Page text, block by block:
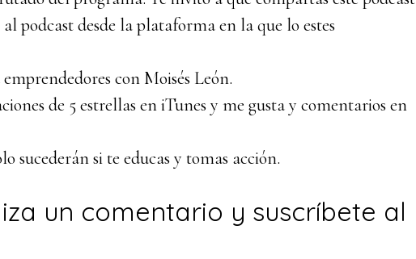
podcast desde la plataforma en la que lo estes
con Moisés León.
de 5 estrellas en iTunes y me gusta y comentarios en
sucederán si te educas y tomas acción.
un comentario y suscríbete al